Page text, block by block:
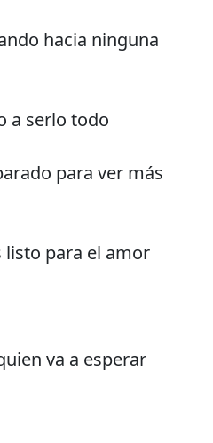
hacia ninguna
a serlo todo
para ver más
listo para el amor
va a esperar